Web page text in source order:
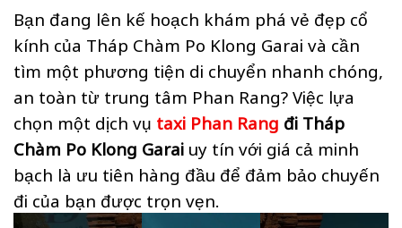
Bạn đang lên kế hoạch khám phá vẻ đẹp cổ
kính của Tháp Chàm Po Klong Garai và cần
tìm một phương tiện di chuyển nhanh chóng,
an toàn từ trung tâm Phan Rang? Việc lựa
chọn một dịch vụ taxi Phan Rang đi Tháp
Chàm Po Klong Garai uy tín với giá cả minh
bạch là ưu tiên hàng đầu để đảm bảo chuyến
đi của bạn được trọn vẹn.